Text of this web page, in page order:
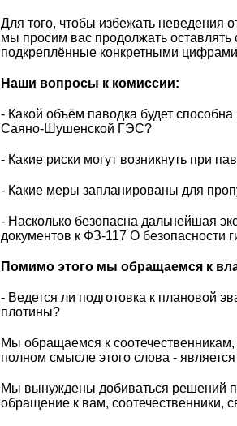
Для того, чтобы избежать неведения
мы просим вас продолжать оставлять
подкреплённые конкретными
Наши вопросы к комиссии:
- Какой объём паводка будет
Саяно-Шушенской ГЭС?
- Какие риски могут возникнуть при
- Какие меры запланированы для
- Насколько безопасна дальнейшая
документов к ФЗ-117 О безопасности
Помимо этого мы обращаемся к
- Ведется ли подготовка к плановой
плотины?
Мы обращаемся к
полном смысле этого слова -
Мы вынуждены добиваться решений
обращение к вам, соотечественники,